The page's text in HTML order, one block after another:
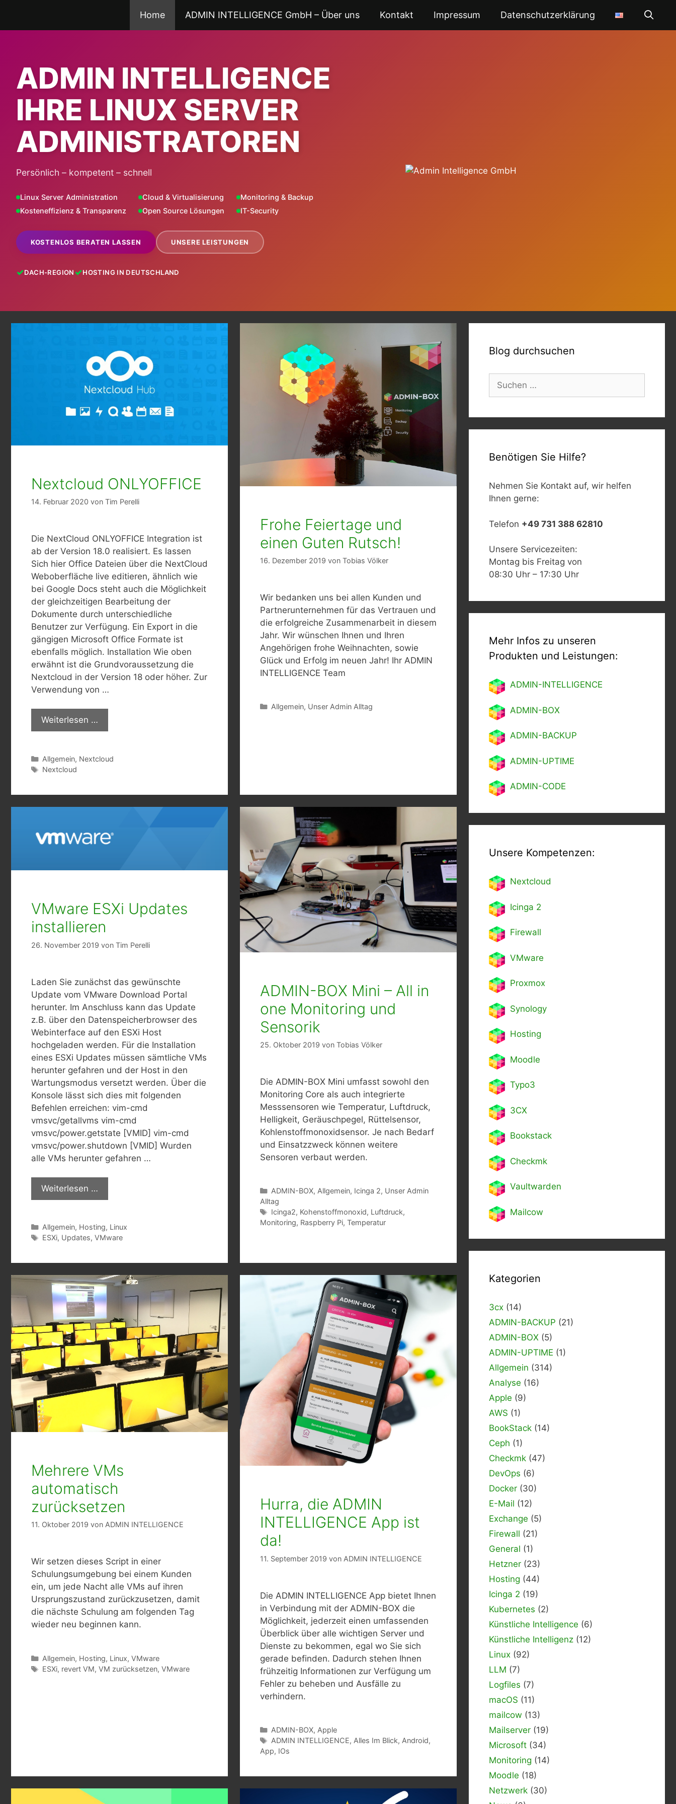
springen
Home ADMIN INTELLIGENCE GmbH – Über uns Kontakt Impressum Datenschutzerklärung
ADMIN INTELLIGENCE
IHRE LINUX SERVER
ADMINISTRATOREN
Persönlich – kompetent – schnell
Linux Server Administration Cloud & Virtualisierung
Monitoring & Backup
Kosteneffizienz & Transparenz
Open Source Lösungen IT-Security
KOSTENLOS BERATEN LASSEN UNSERE LEISTUNGEN
DACH-REGION HOSTING IN DEUTSCHLAND
Nextcloud ONLYOFFICE
14. Februar 2020 von Tim Perelli
Die NextCloud ONLYOFFICE Integration ist
ab der Version 18.0 realisiert. Es lassen
Sich hier Office Dateien über die NextCloud
Weboberfläche live editieren, ähnlich wie
bei Google Docs steht auch die Möglichkeit
der gleichzeitigen Bearbeitung der
Dokumente durch unterschiedliche
Benutzer zur Verfügung. Ein Export in die
gängigen Microsoft Office Formate ist
ebenfalls möglich. Installation Wie oben
erwähnt ist die Grundvoraussetzung die
Nextcloud in der Version 18 oder höher. Zur
Verwendung von …
Weiterlesen …
Kategorien
Allgemein, Nextcloud
Schlagwörter
Nextcloud
Frohe Feiertage und
einen Guten Rutsch!
16. Dezember 2019 von Tobias Völker
Wir bedanken uns bei allen Kunden und
Partnerunternehmen für das Vertrauen und
die erfolgreiche Zusammenarbeit in diesem
Jahr. Wir wünschen Ihnen und Ihren
Angehörigen frohe Weihnachten, sowie
Glück und Erfolg im neuen Jahr! Ihr ADMIN
INTELLIGENCE Team
Kategorien
Allgemein, Unser Admin Alltag
VMware ESXi Updates
installieren
26. November 2019 von Tim Perelli
Laden Sie zunächst das gewünschte
Update vom VMware Download Portal
herunter. Im Anschluss kann das Update
z.B. über den Datenspeicherbrowser des
Webinterface auf den ESXi Host
hochgeladen werden. Für die Installation
eines ESXi Updates müssen sämtliche VMs
herunter gefahren und der Host in den
Wartungsmodus versetzt werden. Über die
Konsole lässt sich dies mit folgenden
Befehlen erreichen: vim-cmd
vmsvc/getallvms vim-cmd
vmsvc/power.getstate [VMID] vim-cmd
vmsvc/power.shutdown [VMID] Wurden
alle VMs herunter gefahren …
Weiterlesen …
Kategorien
Allgemein, Hosting, Linux
Schlagwörter
ESXi, Updates, VMware
ADMIN-BOX Mini – All in
one Monitoring und
Sensorik
25. Oktober 2019 von Tobias Völker
Die ADMIN-BOX Mini umfasst sowohl den
Monitoring Core als auch integrierte
Messsensoren wie Temperatur, Luftdruck,
Helligkeit, Geräuschpegel, Rüttelsensor,
Kohlenstoffmonoxidsensor. Je nach Bedarf
und Einsatzzweck können weitere
Sensoren verbaut werden.
Kategorien
ADMIN-BOX, Allgemein, Icinga 2, Unser Admin
Alltag
Schlagwörter
Icinga2, Kohenstoffmonoxid, Luftdruck,
Monitoring, Raspberry Pi, Temperatur
Mehrere VMs
automatisch
zurücksetzen
11. Oktober 2019 von ADMIN INTELLIGENCE
Wir setzen dieses Script in einer
Schulungsumgebung bei einem Kunden
ein, um jede Nacht alle VMs auf ihren
Ursprungszustand zurückzusetzen, damit
die nächste Schulung am folgenden Tag
wieder neu beginnen kann.
Kategorien
Allgemein, Hosting, Linux, VMware
Schlagwörter
ESXi, revert VM, VM zurücksetzen, VMware
Hurra, die ADMIN
INTELLIGENCE App ist
da!
11. September 2019 von ADMIN INTELLIGENCE
Die ADMIN INTELLIGENCE App bietet Ihnen
in Verbindung mit der ADMIN-BOX die
Möglichkeit, jederzeit einen umfassenden
Überblick über alle wichtigen Server und
Dienste zu bekommen, egal wo Sie sich
gerade befinden. Dadurch stehen Ihnen
frühzeitig Informationen zur Verfügung um
Fehler zu beheben und Ausfälle zu
verhindern.
Kategorien
ADMIN-BOX, Apple
Schlagwörter
ADMIN INTELLIGENCE, Alles Im Blick, Android,
App, IOs
Blog durchsuchen
Suchen
nach:
Benötigen Sie Hilfe?
Nehmen Sie Kontakt auf, wir helfen
Ihnen gerne:
Telefon +49 731 388 62810
Unsere Servicezeiten:
Montag bis Freitag von
08:30 Uhr – 17:30 Uhr
Mehr Infos zu unseren
Produkten und Leistungen:
ADMIN-INTELLIGENCE
ADMIN-BOX
ADMIN-BACKUP
ADMIN-UPTIME
ADMIN-CODE
Unsere Kompetenzen:
Nextcloud
Icinga 2
Firewall
VMware
Proxmox
Synology
Hosting
Moodle
Typo3
3CX
Bookstack
Checkmk
Vaultwarden
Mailcow
Kategorien
3cx (14)
ADMIN-BACKUP (21)
ADMIN-BOX (5)
ADMIN-UPTIME (1)
Allgemein (314)
Analyse (16)
Apple (9)
AWS (1)
BookStack (14)
Ceph (1)
Checkmk (47)
DevOps (6)
Docker (30)
E-Mail (12)
Exchange (5)
Firewall (21)
General (1)
Hetzner (23)
Hosting (44)
Icinga 2 (19)
Kubernetes (2)
Künstliche Intelligence (6)
Künstliche Intelligenz (12)
Linux (92)
LLM (7)
Logfiles (7)
macOS (11)
mailcow (13)
Mailserver (19)
Microsoft (34)
Monitoring (14)
Moodle (18)
Netzwerk (30)